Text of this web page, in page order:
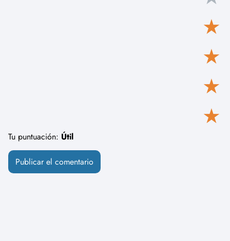
★
★
★
★
Tu puntuación: Útil